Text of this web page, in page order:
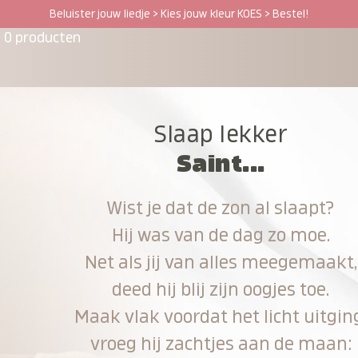
Beluister jouw liedje > Kies jouw kleur KOES > Bestel!
0 producten
Slaap lekker
Saint...
Wist je dat de zon al slaapt?
Hij was van de dag zo moe.
Net als jij van alles meegemaakt,
deed hij blij zijn oogjes toe.
Maak vlak voordat het licht
vroeg hij zachtjes aan de maan: